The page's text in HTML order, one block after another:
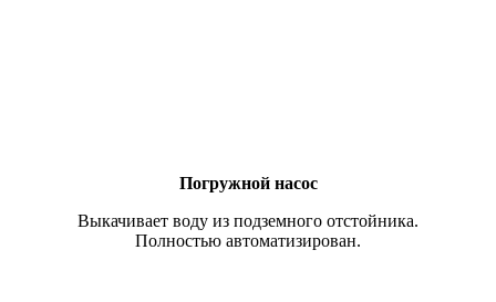
Погружной насос
Выкачивает воду из подземного отстойника.
Полностью автоматизирован.